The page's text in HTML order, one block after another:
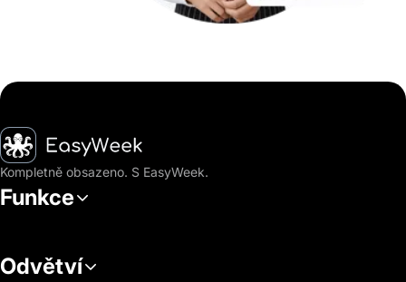
Hlavní stránka
Kompletně obsazeno. S EasyWeek.
Funkce
Odvětví